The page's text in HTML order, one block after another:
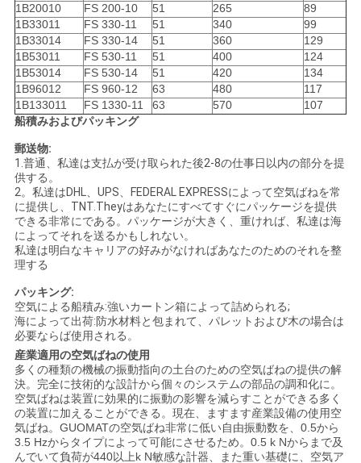
1B20010
FS 200-10 51 265
89
1B33011
FS 330-11 51 340
99
1B33014
FS 330-14 51 360
129
1B53011
FS 530-11 51 400
124
1B53014
FS 530-14 51 420
134
1B96012
FS 960-12 63 480
117
1B133011
FS 1330-11 63 570
107
船積みおよびパッキング
郵送物:
1.普通、私達は支払が受け取られた後2-8の仕事日以内の部分を提
供する。
2。私達はDHL、UPS、FEDERAL EXPRESSによって空気ばねを常
に提供し、TNT.Theyはあなたにすべてすぐにパッケージを提供
できる非常にである。パッケージが大きく、重ければ、私達は海
によってそれを送るかもしれない。
私達は明白なキャリアの好みがなければあなたのためのそれを整
理する
パッキング:
空気による船積み:強いカートン箱によって詰められる;
海によって出荷:防水材料と包まれて、パレットおよび木の場合は
必要ならば使用される。
産業適用の空気ばねの使用
多くの種類の機械の振動指向の土台のための空気ばねの提供の解
決。完全に技術的な設計から個々のシステムの部品の調和化に。
空気ばねは装置に効果的に振動の影響を減らすことができる多く
の装置に加えることができる。現在、ますます産業設備の使用空
気ばね。GUOMATの空気ばね非常に低い自由振動数を、0.5から
3.5 Hzからタイプによって可能にさせるため。0.5 k Nからまで及
んでいて負荷が440以上k N敏感な計器、また重い基礎に、空気ア